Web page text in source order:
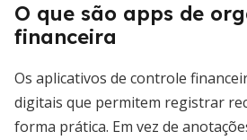
O que são apps de
financeira
Os aplicativos de controle
digitais que permitem registrar
forma prática. Em vez de